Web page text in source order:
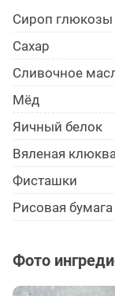
Сироп глюкозы
Сахар
Сливочное
Мёд
Яичный белок
Вяленая
Фисташки
Рисовая
Фото